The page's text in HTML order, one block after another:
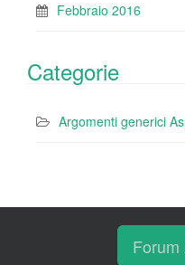
Febbraio 2016
Categorie
Argomenti generici
Forum